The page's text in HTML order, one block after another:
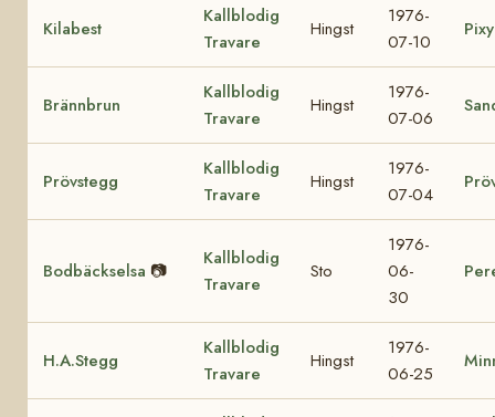
Kilabest
Kallblodig
Travare
Hingst
1976-
07-10
Pixy
Brännbrun
Kallblodig
Travare
Hingst
1976-
07-06
Prövstegg
Kallblodig
Travare
Hingst
1976-
07-04
Bodbäckselsa 📷
Kallblodig
Travare
Sto
1976-
06-
30
H.A.Stegg
Kallblodig
Travare
Hingst
1976-
06-25